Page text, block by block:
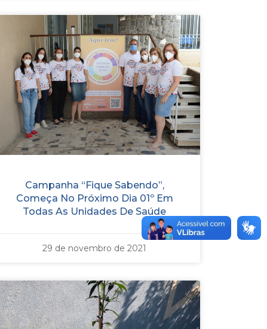
Campanha “Fique Sabendo”,
Começa No Próximo Dia 01º Em
Todas As Unidades De Saúde
29 de novembro de 2021